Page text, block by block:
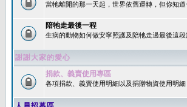
當牠離開的那一天起，世界依舊運轉，但你知
陪牠走最後一程
生病的動物如何做安寧照護及陪牠走過最後這
謝謝大家的愛心
捐款、義賣使用專區
各項捐款、義賣使用明細以及捐贈物資使用明細